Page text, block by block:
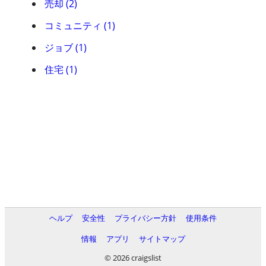
売却 (2)
コミュニティ (1)
ジョブ (1)
住宅 (1)
ヘルプ 安全性 プライバシー方針
使用条件
情報
アプリ
サイトマップ
© 2026 craigslist